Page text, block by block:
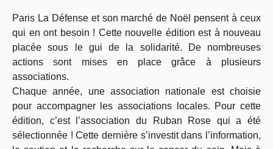
Paris La Défense et son marché de Noël pensent à ceux
qui en ont besoin ! Cette nouvelle édition est à nouveau
placée sous le gui de la solidarité. De nombreuses
actions sont mises en place grâce à plusieurs
associations.
Chaque année, une association nationale est choisie
pour accompagner les associations locales. Pour cette
édition, c’est l’association du Ruban Rose qui a été
sélectionnée ! Cette dernière s’investit dans l’information,